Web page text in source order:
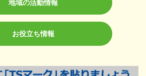
地域の活動情報
お役立ち情報